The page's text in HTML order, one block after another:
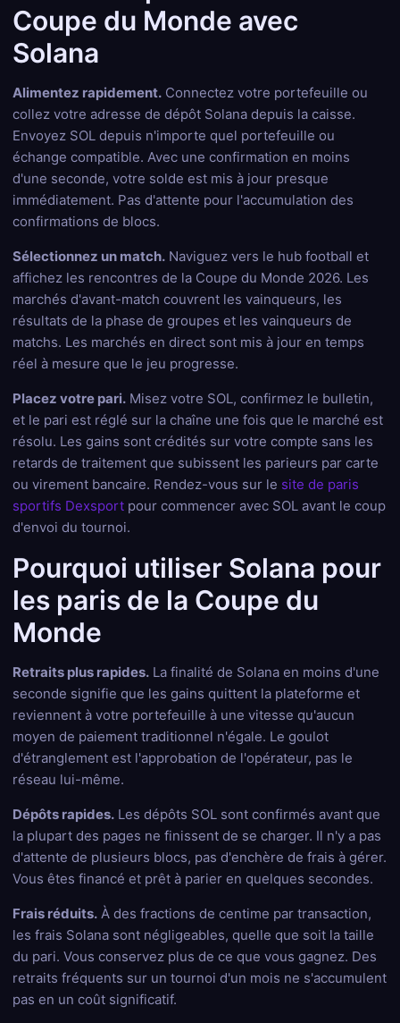
Coupe du Monde avec
Solana
Alimentez rapidement. Connectez votre portefeuille ou
collez votre adresse de dépôt Solana depuis la caisse.
Envoyez SOL depuis n'importe quel portefeuille ou
échange compatible. Avec une confirmation en moins
d'une seconde, votre solde est mis à jour presque
immédiatement. Pas d'attente pour l'accumulation des
confirmations de blocs.
Sélectionnez un match. Naviguez vers le hub football et
affichez les rencontres de la Coupe du Monde 2026. Les
marchés d'avant-match couvrent les vainqueurs, les
résultats de la phase de groupes et les vainqueurs de
matchs. Les marchés en direct sont mis à jour en temps
réel à mesure que le jeu progresse.
Placez votre pari. Misez votre SOL, confirmez le bulletin,
et le pari est réglé sur la chaîne une fois que le marché est
résolu. Les gains sont crédités sur votre compte sans les
retards de traitement que subissent les parieurs par carte
ou virement bancaire. Rendez-vous sur le site de paris
sportifs Dexsport pour commencer avec SOL avant le coup
d'envoi du tournoi.
Pourquoi utiliser Solana pour
les paris de la Coupe du
Monde
Retraits plus rapides. La finalité de Solana en moins d'une
seconde signifie que les gains quittent la plateforme et
reviennent à votre portefeuille à une vitesse qu'aucun
moyen de paiement traditionnel n'égale. Le goulot
d'étranglement est l'approbation de l'opérateur, pas le
réseau lui-même.
Dépôts rapides. Les dépôts SOL sont confirmés avant que
la plupart des pages ne finissent de se charger. Il n'y a pas
d'attente de plusieurs blocs, pas d'enchère de frais à gérer.
Vous êtes financé et prêt à parier en quelques secondes.
Frais réduits. À des fractions de centime par transaction,
les frais Solana sont négligeables, quelle que soit la taille
du pari. Vous conservez plus de ce que vous gagnez. Des
retraits fréquents sur un tournoi d'un mois ne s'accumulent
pas en un coût significatif.